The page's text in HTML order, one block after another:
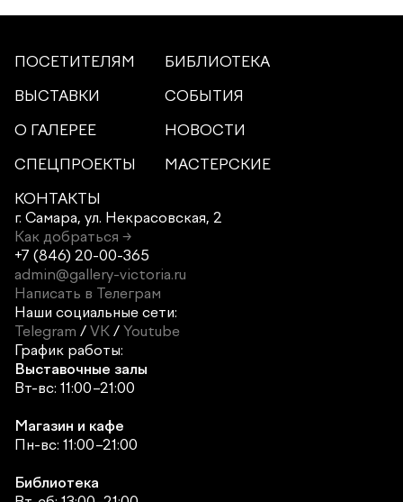
ПОСЕТИТЕЛЯМ
БИБЛИОТЕКА
ВЫСТАВКИ
СОБЫТИЯ
О ГАЛЕРЕЕ
НОВОСТИ
СПЕЦПРОЕКТЫ
МАСТЕРСКИЕ
КОНТАКТЫ
г. Самара, ул. Некрасовская, 2
Как добраться →
+7 (846) 20-00-365
admin@gallery-victoria.ru
Написать в Телеграм
Наши социальные сети:
Telegram / VK / Youtube
График работы:
Выставочные залы
Вт-вс: 11:00–21:00
Магазин и кафе
Пн-вс: 11:00–21:00
Библиотека